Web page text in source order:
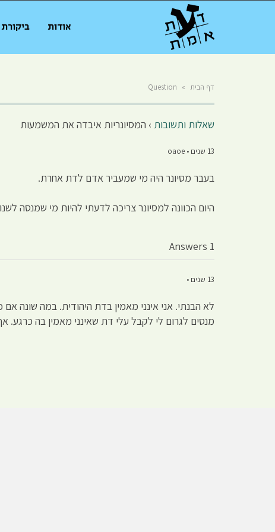
אודות
דף הבית »
Question
שאלות ותשובות › המסיונריות איבדה את המשמעות
13 שנים • oaoe
בעבר מסיונר היה מי שמעביר אדם לדת אחרת.
היום הכוונה למסיונר צריכה לדעתי להיות מי שמנסה
1 Answers
13 שנים •
לא הבנתי. אני אינני מאמין בדת היהודית. במה שונה
מנסים לגרום לי לקבל עלי דת שאינני מאמין בה